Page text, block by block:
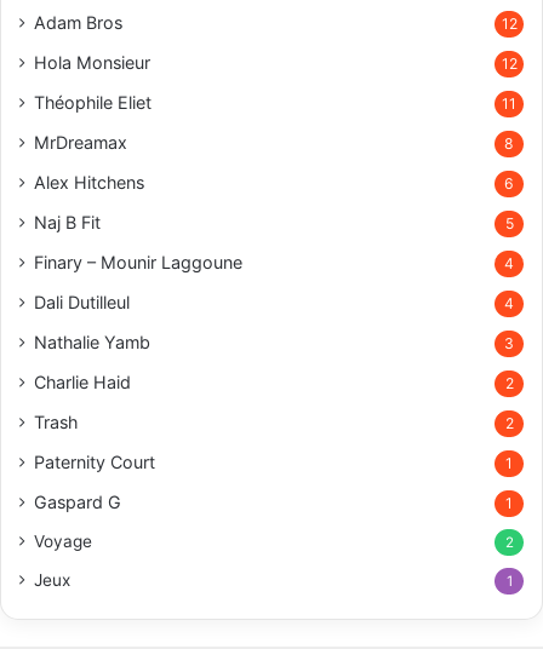
Adam Bros 12
Hola Monsieur 12
Théophile Eliet 11
MrDreamax 8
Alex Hitchens 6
Naj B Fit 5
Finary – Mounir Laggoune 4
Dali Dutilleul 4
Nathalie Yamb 3
Charlie Haid 2
Trash 2
Paternity Court 1
Gaspard G 1
Voyage 2
Jeux 1